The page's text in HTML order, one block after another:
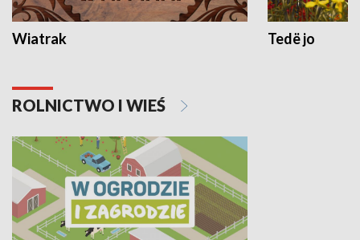
Wiatrak Tedë jo
ROLNICTWO I WIEŚ